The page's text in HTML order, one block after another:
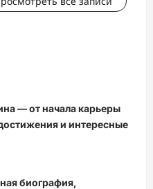
— от начала карьеры
и интересные
биография,